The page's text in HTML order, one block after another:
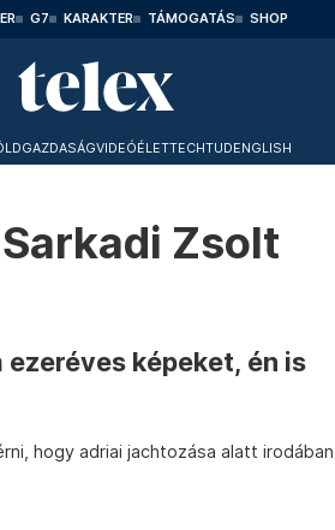
G7 KARAKTER TÁMOGATÁS SHOP
GAZDASÁGVIDEÓÉLETTECHTUDENGLISH
Sarkadi Zsolt
képeket, én is
hogy adriai jachtozása alatt irodában